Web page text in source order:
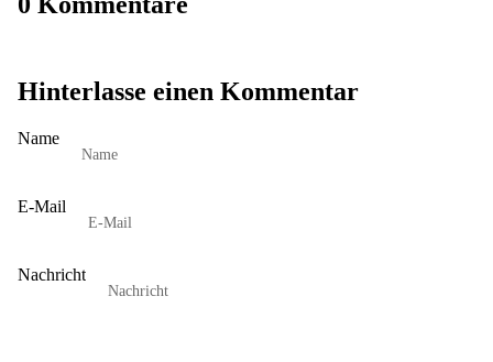
Hinterlasse einen Kommentar
Name
E-Mail
Nachricht